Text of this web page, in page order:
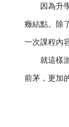
因為升學
癥結點。除
一次課程內
就這樣游
前茅，更加